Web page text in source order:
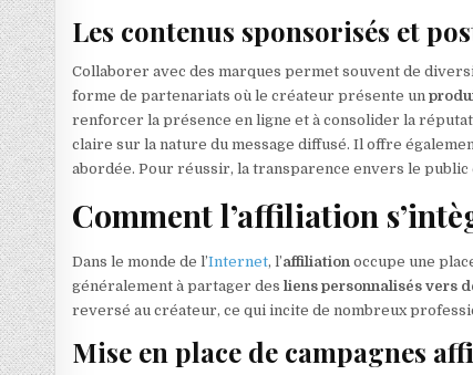
Les contenus sponsorisés et
Collaborer avec des marques permet souvent de
forme de partenariats où le créateur présente un
renforcer la présence en ligne et à consolider la
claire sur la nature du message diffusé. Il offre
abordée. Pour réussir, la transparence envers le
Comment l’affiliation
Dans le monde de l’Internet, l’affiliation occupe une
généralement à partager desliens personnalisés vers
reversé au créateur, ce qui incite de nombreux
Mise en place de campagnes